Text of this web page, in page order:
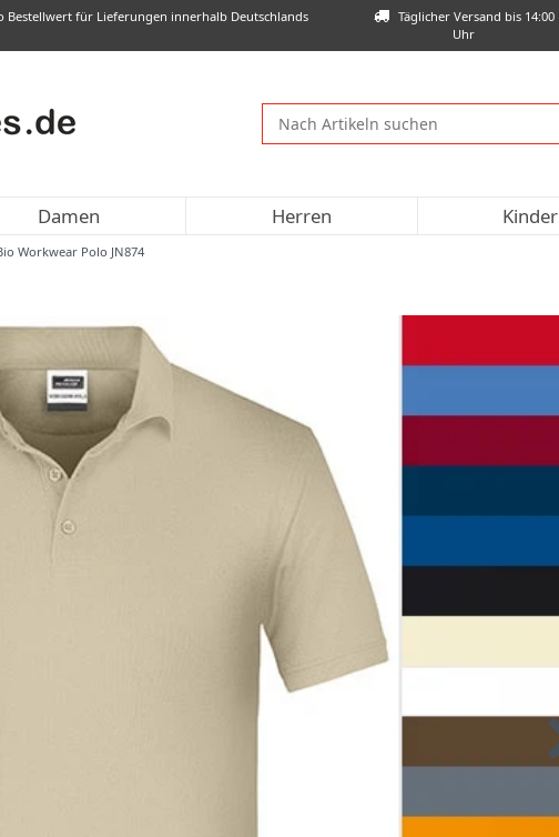
Täglicher Versand bis 14:00
Uhr
Bestellwert für Lieferungen innerhalb Deutschlands
Damen Herren Kinder
Workwear Polo JN874